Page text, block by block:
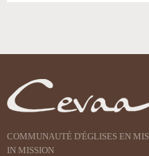
document
COMMUNAUTÉ D'ÉGLISES EN
IN MISSION